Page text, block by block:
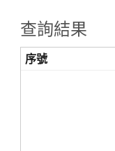
查詢結果